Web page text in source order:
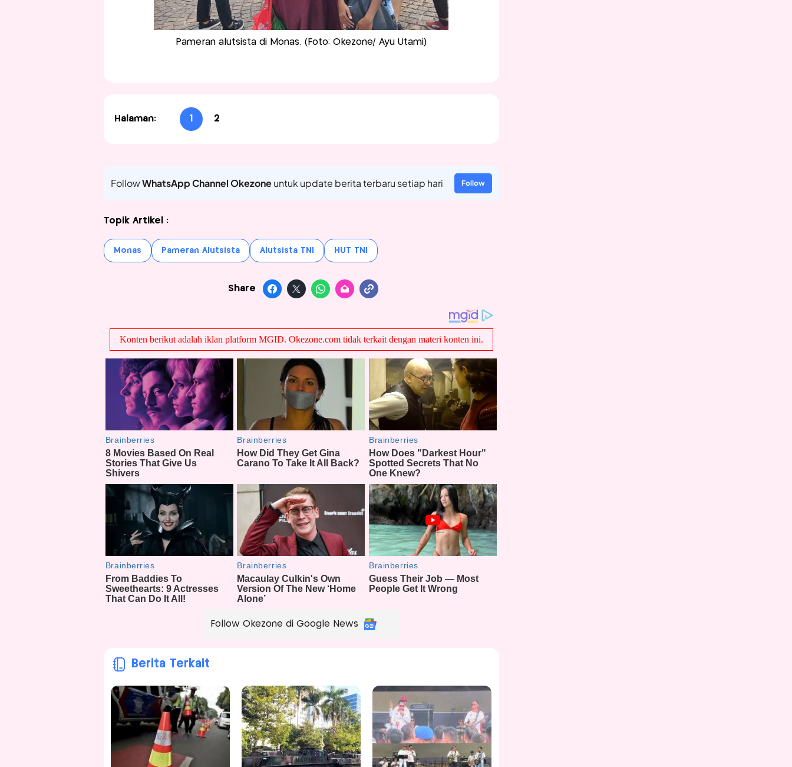
Pameran alutsista di Monas. (Foto: Okezone/ Ayu Utami)
Halaman: 1 2
FollowWhatsApp Channel Okezoneuntuk update berita terbaru setiap hari Follow
Topik Artikel :
Monas Pameran Alutsista Alutsista TNI HUT TNI
Share
Follow Okezone di Google News
Berita Terkait